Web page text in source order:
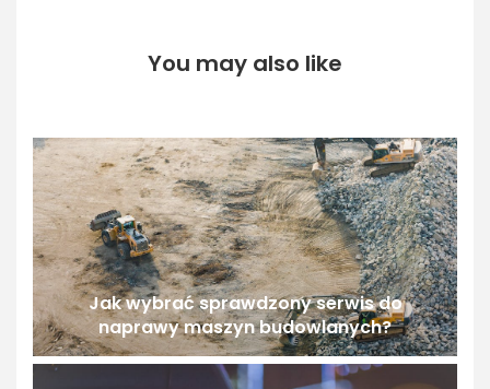
You may also like
Jak wybrać sprawdzony serwis do
naprawy maszyn budowlanych?